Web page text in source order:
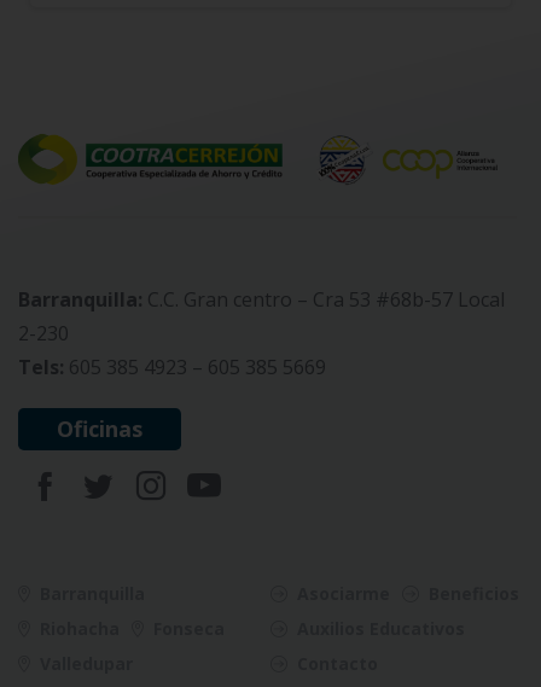
Barranquilla: C.C. Gran centro – Cra 53 #68b-57 Local
2-230
Tels: 605 385 4923 – 605 385 5669
Oficinas